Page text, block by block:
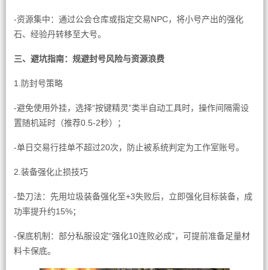
-资源集中：通过公会仓库或指定交易NPC，将小号产出的强化
石、经验丹转移至大号。
三、避坑指南：规避封号风险与资源浪费
1.防封号策略
-避免使用外挂，选择“按键精灵”类半自动工具时，操作间隔需设
置随机延时（推荐0.5-2秒）；
-单日交易行挂单不超过20次，防止被系统判定为工作室账号。
2.装备强化止损技巧
-垫刀法：先用垃圾装备强化至+3失败后，立即强化目标装备，成
功率提升约15%；
-保底机制：部分私服设定“强化10连败必成”，可提前准备足量材
料卡保底。